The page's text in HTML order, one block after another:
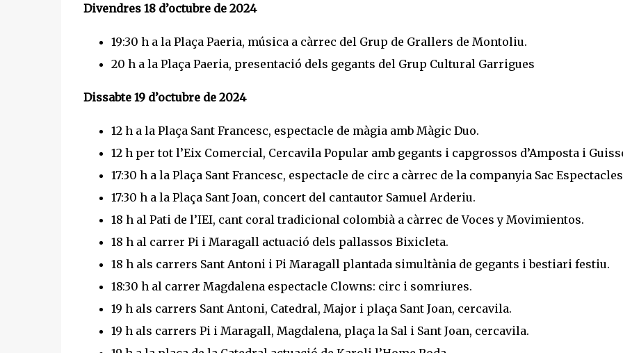
Divendres 18 d’octubre de 2024
19:30 h a la Plaça Paeria, música a càrrec del Grup de Grallers de Montoliu.
20 h a la Plaça Paeria, presentació dels gegants del Grup Cultural Garrigues
Dissabte 19 d’octubre de 2024
12 h a la Plaça Sant Francesc, espectacle de màgia amb Màgic Duo.
12 h per tot l’Eix Comercial, Cercavila Popular amb gegants i capgrossos d’Amposta i
17:30 h a la Plaça Sant Francesc, espectacle de circ a càrrec de la companyia Sac
17:30 h a la Plaça Sant Joan, concert del cantautor Samuel Arderiu.
18 h al Pati de l’IEI, cant coral tradicional colombià a càrrec de Voces y Movimientos.
18 h al carrer Pi i Maragall actuació dels pallassos Bixicleta.
18 h als carrers Sant Antoni i Pi Maragall plantada simultània de gegants i bestiari festiu.
18:30 h al carrer Magdalena espectacle Clowns: circ i somriures.
19 h als carrers Sant Antoni, Catedral, Major i plaça Sant Joan, cercavila.
19 h als carrers Pi i Maragall, Magdalena, plaça la Sal i Sant Joan, cercavila.